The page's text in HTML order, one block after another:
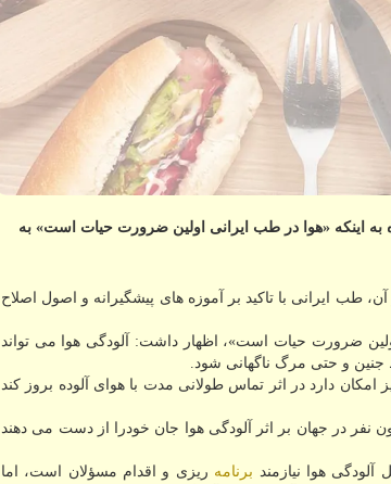
اینکه «هوا در طب ایرانی اولین ضرورت حیات است» به
طب ایرانی با تاکید بر آموزه های پیشگیرانه و اصول اصلاح
ضرورت حیات است»، اظهار داشت: آلودگی هوا می تواند
و حتی مرگ ناگهانی شود.
دارد در اثر تماس طولانی مدت با هوای آلوده بروز کند
نفر در جهان بر اثر آلودگی هوا جان خودرا از دست می دهند
هوا نیازمند برنامه ریزی و اقدام مسؤلان است، اما